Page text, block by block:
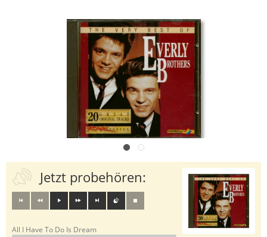
Jetzt probehören:
All I Have To Do Is Dream